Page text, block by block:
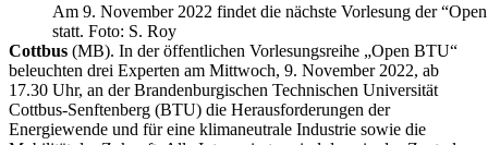
Am 9. November 2022 findet die nächste Vorlesung der
statt. Foto: S. Roy
Cottbus (MB). In der öffentlichen Vorlesungsreihe „Open BTU“
beleuchten drei Experten am Mittwoch, 9. November 2022, ab
17.30 Uhr, an der Brandenburgischen Technischen Universität
Cottbus-Senftenberg (BTU) die Herausforderungen der
Energiewende und für eine klimaneutrale Industrie sowie die